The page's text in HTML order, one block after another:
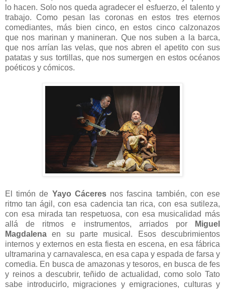
lo hacen. Solo nos queda agradecer el esfuerzo, el talento y
trabajo. Como pesan las coronas en estos tres eternos
comediantes, más bien cinco, en estos cinco calzonazos
que nos marinan y manineran. Que nos suben a la barca,
que nos arrían las velas, que nos abren el apetito con sus
patatas y sus tortillas, que nos sumergen en estos océanos
poéticos y cómicos.
El timón de Yayo Cáceresnos fascina también, con ese
ritmo tan ágil, con esa cadencia tan rica, con esa sutileza,
con esa mirada tan respetuosa, con esa musicalidad más
allá de ritmos e instrumentos, arriados por
Miguel
Magdalena en su parte musical. Esos descubrimientos
internos y externos en esta fiesta en escena, en esa fábrica
ultramarina y carnavalesca, en esa capa y espada de farsa y
comedia. En busca de amazonas y tesoros, en busca de fes
y reinos a descubrir, teñido de actualidad, como solo Tato
sabe introducirlo, migraciones y emigraciones, culturas y